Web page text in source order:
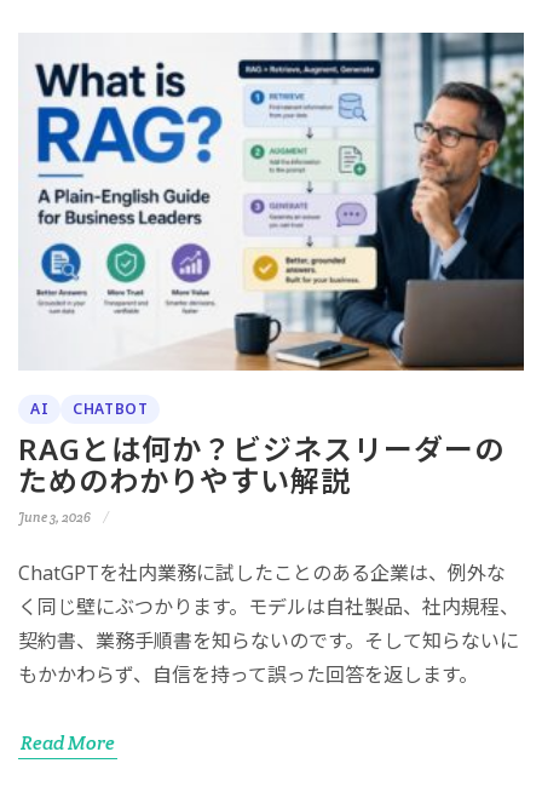
AI CHATBOT
RAGとは何か？ビジネスリーダーの
ためのわかりやすい解説
June 3, 2026
ChatGPTを社内業務に試したことのある企業は、例外な
く同じ壁にぶつかります。モデルは自社製品、社内規程、
契約書、業務手順書を知らないのです。そして知らないに
もかかわらず、自信を持って誤った回答を返します。
Read More